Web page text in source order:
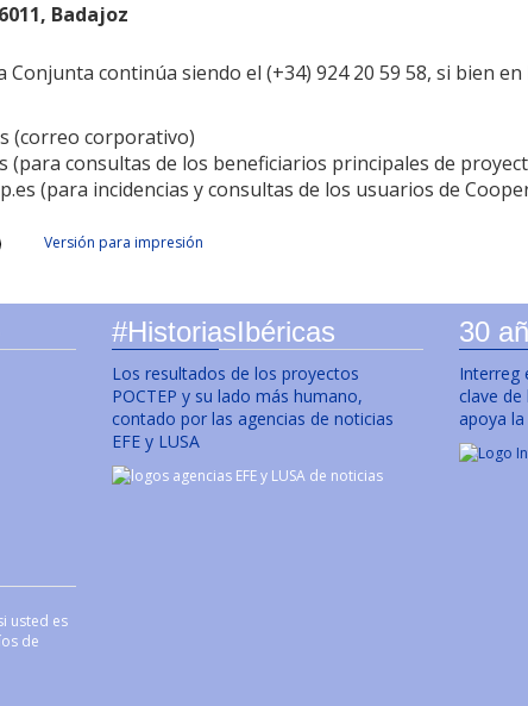
Badajoz
Conjunta continúa siendo el (+34) 924 20 59 58, si bien
(correo corporativo)
(para consultas de los beneficiarios principales de
(para incidencias y consultas de los usuarios de
Versión para impresión
usted es
de
#HistoriasIbéricas
Los resultados de los proyectos
POCTEP y su lado más humano,
contado por las agencias de noticias
EFE y LUSA
30
Interreg
clave de
apoya